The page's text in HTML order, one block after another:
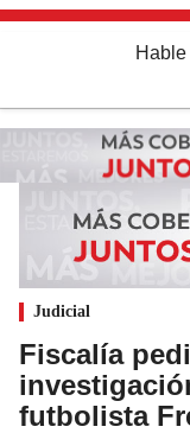
Hable
Judicial
Fiscalía
futbolista